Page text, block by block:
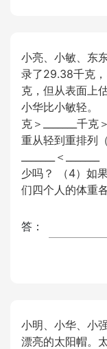
小亮、小敏、东
录了29.38千克
克，但从表面上
小华比小敏轻。
克＞_______千克
重从轻到重排列（
_______＜
少吗？ （4）如
们四个人的体重
答：
小明、小华、小
漂亮的太阳帽。